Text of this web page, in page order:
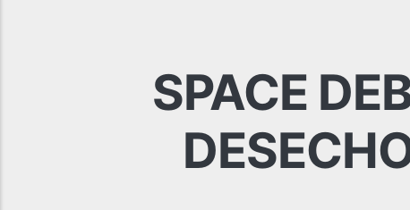
SPACE